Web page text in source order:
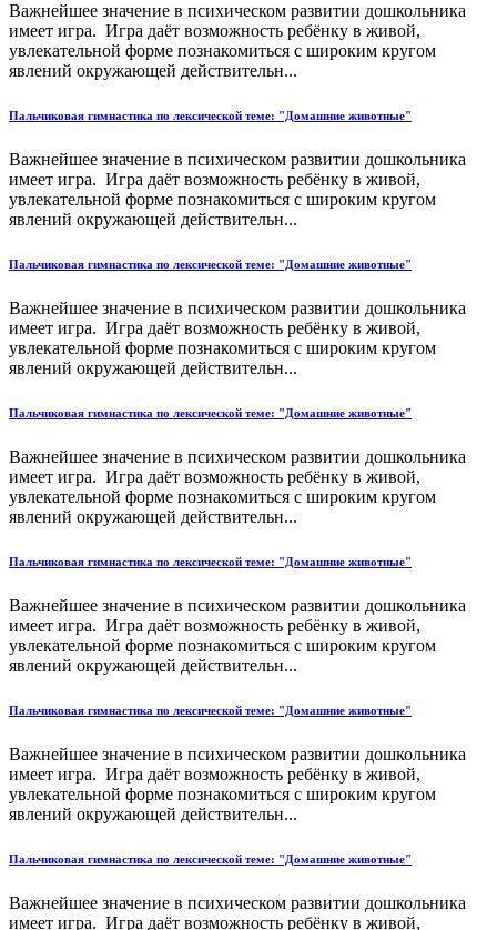
Важнейшее значение в психическом развитии дошкольника
имеет игра. Игра даёт возможность ребёнку в живой,
увлекательной форме познакомиться с широким кругом
явлений окружающей действительн...
Пальчиковая гимнастика по лексической теме: "Домашние животные"
Важнейшее значение в психическом развитии дошкольника
имеет игра. Игра даёт возможность ребёнку в живой,
увлекательной форме познакомиться с широким кругом
явлений окружающей действительн...
Пальчиковая гимнастика по лексической теме: "Домашние животные"
Важнейшее значение в психическом развитии дошкольника
имеет игра. Игра даёт возможность ребёнку в живой,
увлекательной форме познакомиться с широким кругом
явлений окружающей действительн...
Пальчиковая гимнастика по лексической теме: "Домашние животные"
Важнейшее значение в психическом развитии дошкольника
имеет игра. Игра даёт возможность ребёнку в живой,
увлекательной форме познакомиться с широким кругом
явлений окружающей действительн...
Пальчиковая гимнастика по лексической теме: "Домашние животные"
Важнейшее значение в психическом развитии дошкольника
имеет игра. Игра даёт возможность ребёнку в живой,
увлекательной форме познакомиться с широким кругом
явлений окружающей действительн...
Пальчиковая гимнастика по лексической теме: "Домашние животные"
Важнейшее значение в психическом развитии дошкольника
имеет игра. Игра даёт возможность ребёнку в живой,
увлекательной форме познакомиться с широким кругом
явлений окружающей действительн...
Пальчиковая гимнастика по лексической теме: "Домашние животные"
Важнейшее значение в психическом развитии дошкольника
имеет игра. Игра даёт возможность ребёнку в живой,